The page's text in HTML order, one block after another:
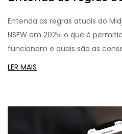
Entenda as regras atuais do
NSFW em 2025: o que é
funcionam e quais são as
políticas. Saiba como criar arte
LER MAIS